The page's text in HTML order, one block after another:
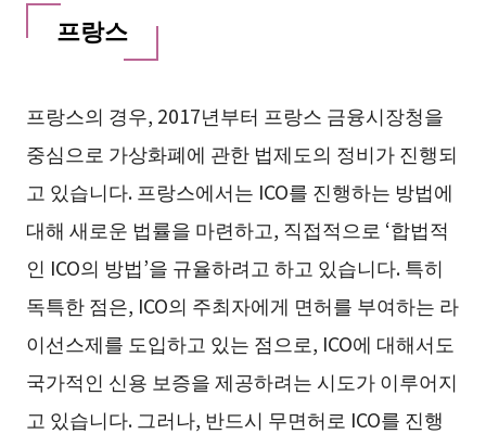
프랑스
프랑스의 경우, 2017년부터 프랑스 금융시장청을
중심으로 가상화폐에 관한 법제도의 정비가 진행되
고 있습니다. 프랑스에서는 ICO를 진행하는 방법에
대해 새로운 법률을 마련하고, 직접적으로 ‘합법적
인 ICO의 방법’을 규율하려고 하고 있습니다. 특히
독특한 점은, ICO의 주최자에게 면허를 부여하는 라
이선스제를 도입하고 있는 점으로, ICO에 대해서도
국가적인 신용 보증을 제공하려는 시도가 이루어지
고 있습니다. 그러나, 반드시 무면허로 ICO를 진행